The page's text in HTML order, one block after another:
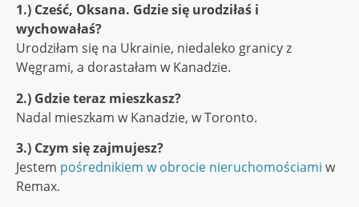
1.) Cześć, Oksana. Gdzie się urodziłaś i
wychowałaś?
Urodziłam się na Ukrainie, niedaleko granicy z
Węgrami, a dorastałam w Kanadzie.
2.) Gdzie teraz mieszkasz?
Nadal mieszkam w Kanadzie, w Toronto.
3.) Czym się zajmujesz?
Jestem pośrednikiem w obrocie nieruchomościami w
Remax.